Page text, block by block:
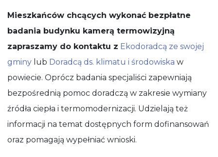
Mieszkańców chcących wykonać bezpłatne
badania budynku kamerą termowizyjną
zapraszamy do kontaktu z Ekodoradcą ze swojej
gminy lub Doradcą ds. klimatu i środowiska w
powiecie. Oprócz badania specjaliści zapewniają
bezpośrednią pomoc doradczą w zakresie wymiany
źródła ciepła i termomodernizacji. Udzielają też
informacji na temat dostępnych form dofinansowań
oraz pomagają wypełniać wnioski.